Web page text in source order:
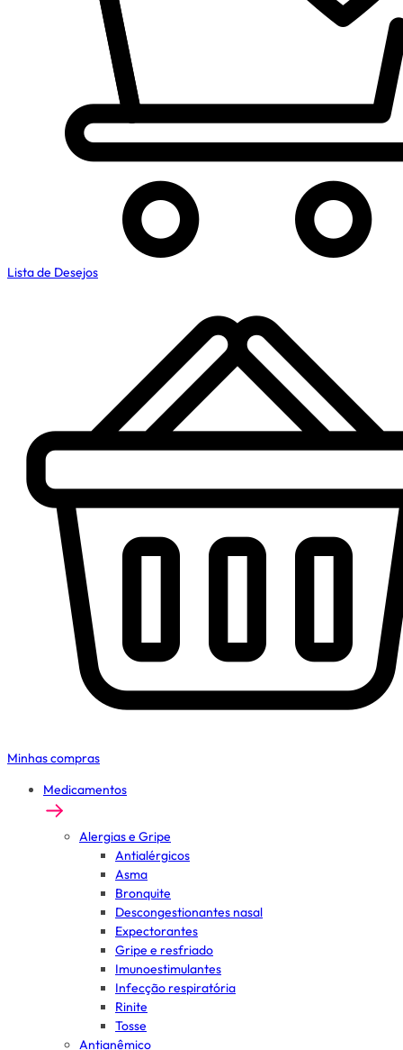
Lista de Desejos
Minhas compras
Medicamentos
Alergias e Gripe
Antialérgicos
Asma
Bronquite
Descongestionantes nasal
Expectorantes
Gripe e resfriado
Imunoestimulantes
Infecção respiratória
Rinite
Tosse
Antianêmico